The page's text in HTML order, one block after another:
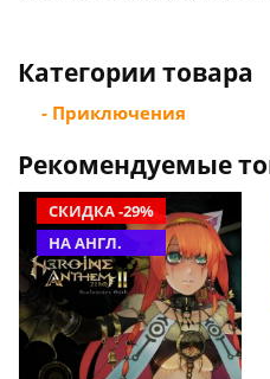
Категории товара
- Приключения
Рекомендуемые
СКИДКА -29%
НА АНГЛ.